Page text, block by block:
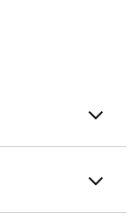
física
e PJ